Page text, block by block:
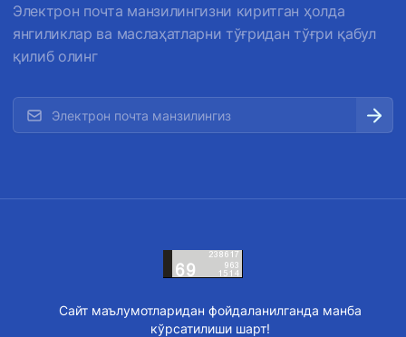
Электрон почта манзилингизни киритган ҳолда
янгиликлар ва маслаҳатларни тўғридан тўғри қабул
қилиб олинг
Сайт маълумотларидан фойдаланилганда манба
кўрсатилиши шарт!